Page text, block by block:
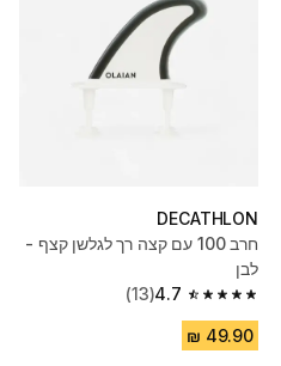
DECATHLON
חרב 100 עם קצה רך לגלשן קצף -
לבן
4.7
4.7 out of 5 stars from 13 reviews
(13)